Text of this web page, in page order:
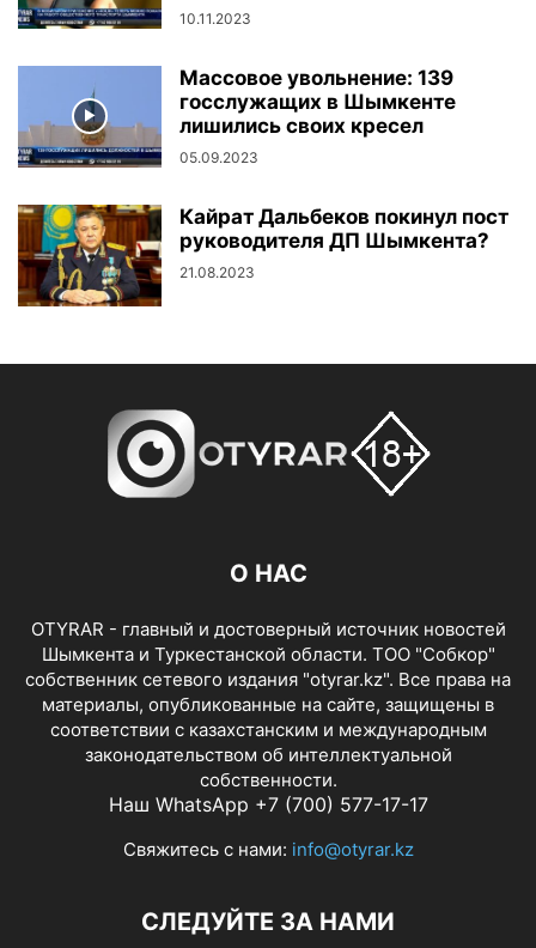
10.11.2023
Массовое увольнение: 139
госслужащих в Шымкенте
лишились своих кресел
05.09.2023
Кайрат Дальбеков покинул пост
руководителя ДП Шымкента?
21.08.2023
О НАС
OTYRAR - главный и достоверный источник новостей
Шымкента и Туркестанской области. ТОО "Собкор"
собственник сетевого издания "otyrar.kz". Все права на
материалы, опубликованные на сайте, защищены в
соответствии с казахстанским и международным
законодательством об интеллектуальной
собственности.
Наш WhatsApp +7 (700) 577-17-17
Свяжитесь с нами: info@otyrar.kz
СЛЕДУЙТЕ ЗА НАМИ